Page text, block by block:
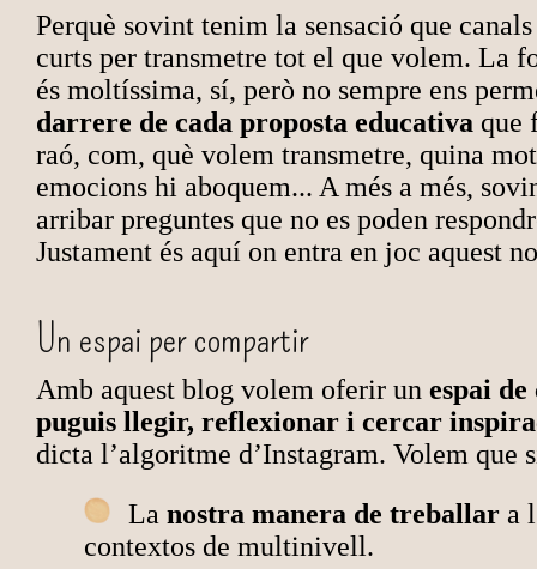
Perquè sovint tenim la sensació que
curts per transmetre tot el que volem. La
és moltíssima, sí, però no sempre ens
darrere de cada proposta educativa que
raó, com, què volem transmetre, quina
emocions hi aboquem... A més a més,
arribar preguntes que no es poden
Justament és aquí on entra en joc aquest
Un espai per compartir
Amb aquest blog volem oferir un espai de
puguis llegir, reflexionar i cercar
dicta l’algoritme d’Instagram. Volem
La nostra manera de treballara
contextos de multinivell.